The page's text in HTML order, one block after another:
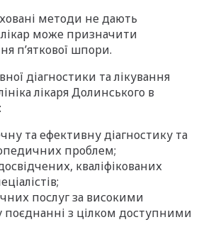
методи не дають
може призначити
п’яткової шпори.
діагностики та лікування
лікаря Долинського в
та ефективну діагностику та
проблем;
кваліфікованих
послуг за високими
поєднанні з цілком доступними